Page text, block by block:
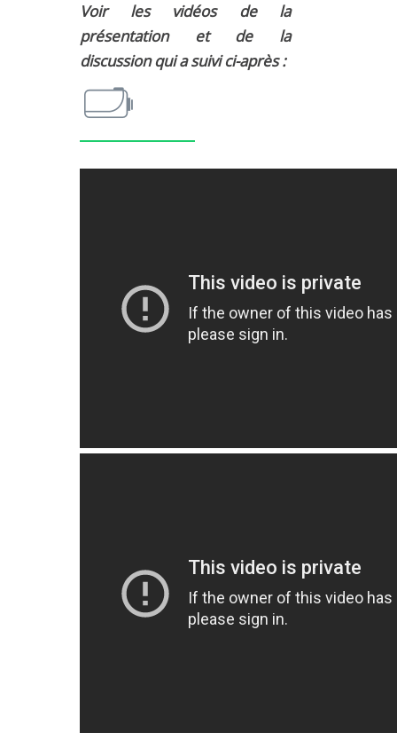
LOGICIELS
PUBLICATIONS SUR HAL
Voir les vidéos de la
présentation et de la
discussion qui a suivi ci-après :